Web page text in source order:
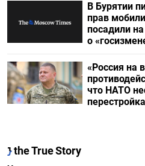
В Бурятии
прав
посадили
о
«Россия на
что НАТО
перестройка